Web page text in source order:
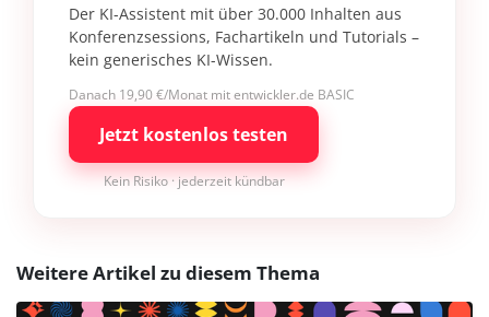
Der KI-Assistent mit über 30.000 Inhalten aus
Konferenzsessions, Fachartikeln und Tutorials –
kein generisches KI-Wissen.
Danach 19,90 €/Monat mit entwickler.de BASIC
Jetzt kostenlos testen
Kein Risiko · jederzeit kündbar
Weitere Artikel zu diesem Thema